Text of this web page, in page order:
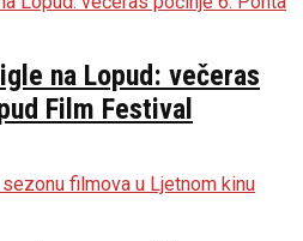
na Lopud: večeras
Film Festival